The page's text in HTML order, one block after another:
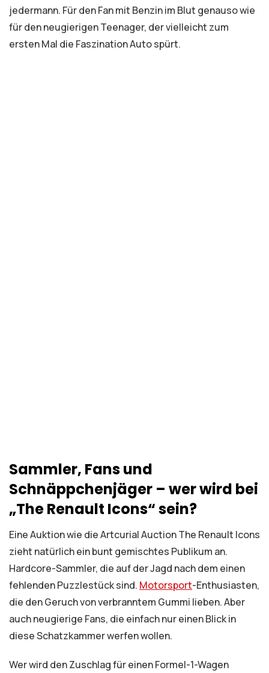
jedermann. Für den Fan mit Benzin im Blut genauso wie
für den neugierigen Teenager, der vielleicht zum
ersten Mal die Faszination Auto spürt.
Sammler, Fans und
Schnäppchenjäger – wer wird bei
„The Renault Icons“ sein?
Eine Auktion wie die Artcurial Auction The Renault Icons
zieht natürlich ein bunt gemischtes Publikum an.
Hardcore-Sammler, die auf der Jagd nach dem einen
fehlenden Puzzlestück sind. Motorsport-Enthusiasten,
die den Geruch von verbranntem Gummi lieben. Aber
auch neugierige Fans, die einfach nur einen Blick in
diese Schatzkammer werfen wollen.
Wer wird den Zuschlag für einen Formel-1-Wagen